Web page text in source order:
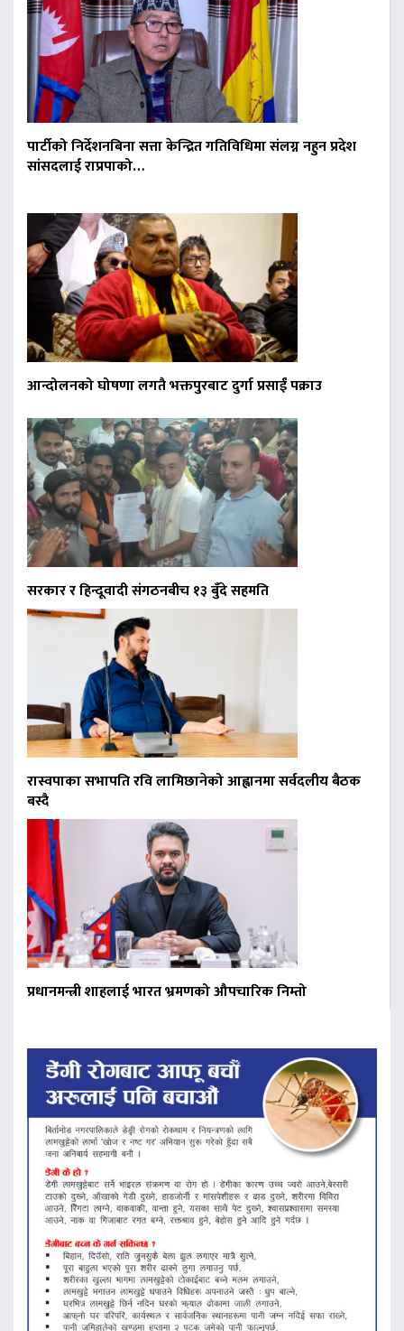
पार्टीको निर्देशनबिना सत्ता केन्द्रित गतिविधिमा संलग्न नहुन प्रदेश
सांसदलाई राप्रपाको…
आन्दोलनको घोषणा लगतै भक्तपुरबाट दुर्गा प्रसाईं पक्राउ
सरकार र हिन्दूवादी संगठनबीच १३ बुँदे सहमति
रास्वपाका सभापति रवि लामिछानेको आह्वानमा सर्वदलीय बैठक
बस्दै
प्रधानमन्त्री शाहलाई भारत भ्रमणको औपचारिक निम्तो